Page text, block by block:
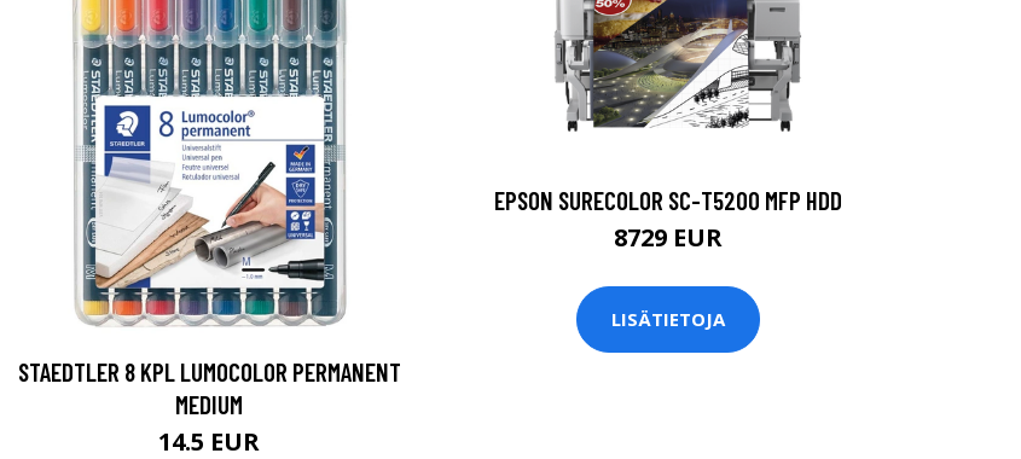
STAEDTLER 8 KPL LUMOCOLOR PERMANENT
MEDIUM
14.5 EUR
EPSON SURECOLOR SC-T5200 MFP HDD
8729 EUR
LISÄTIETOJA